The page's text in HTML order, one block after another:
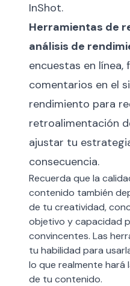
InShot.
Herramientas de
análisis de
encuestas en línea,
comentarios en el
rendimiento para
retroalimentación
ajustar tu
consecuencia.
Recuerda que la
contenido también
de tu creatividad,
objetivo y capacidad
convincentes. Las
tu habilidad para
lo que realmente hará
de tu contenido.